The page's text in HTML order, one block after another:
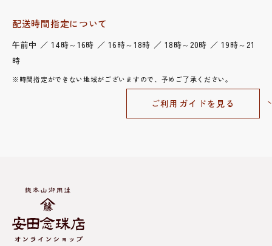
配送時間指定について
午前中 ／ 14時～16時 ／ 16時～18時 ／ 18時～20時 ／ 19時～21
時
※時間指定ができない地域がございますので、予めご了承ください。
ご利用ガイドを見る